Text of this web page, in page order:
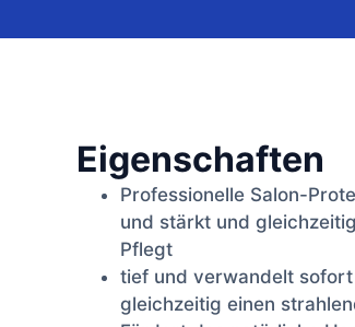
Eigenschaften
Professionelle Salon-
und stärkt und
Pflegt
tief und verwandelt
gleichzeitig einen